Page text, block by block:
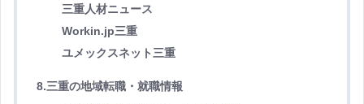
三重人材ニュース
Workin.jp三重
ユメックスネット三重
8.三重の地域転職・就職情報